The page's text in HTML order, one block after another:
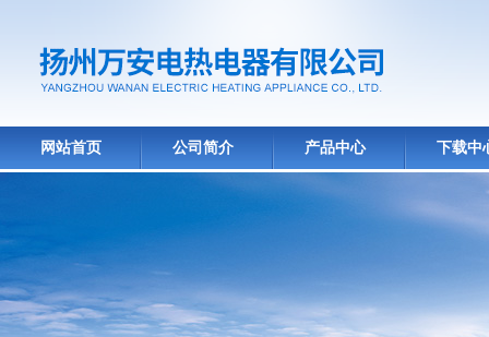
网站首页 公司简介 产品中心 下载中